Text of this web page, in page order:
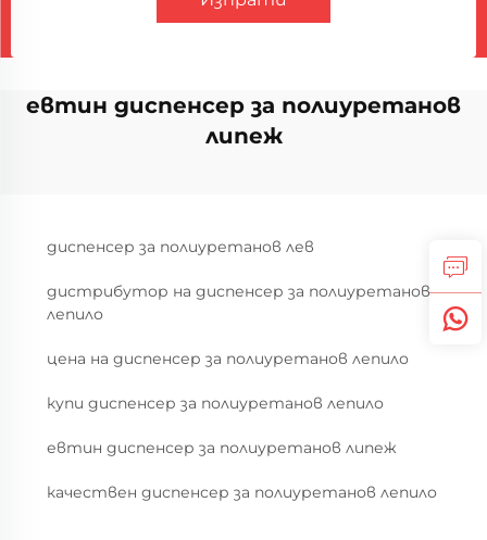
евтин диспенсер за полиуретанов
липеж
диспенсер за полиуретанов лев
дистрибутор на диспенсер за полиуретанов
лепило
цена на диспенсер за полиуретанов лепило
купи диспенсер за полиуретанов лепило
евтин диспенсер за полиуретанов липеж
качествен диспенсер за полиуретанов лепило